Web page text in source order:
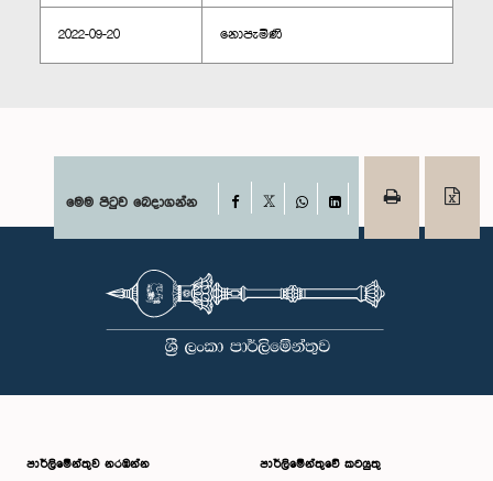
2022-09-20 නොපැමිණි
මෙම පිටුව බෙදාගන්න Facebook
WhatsAppLinkedIn
පාර්ලි‌මේන්තුව නරඹන්න පාර්ලිමේන්තුවේ කටයුතු